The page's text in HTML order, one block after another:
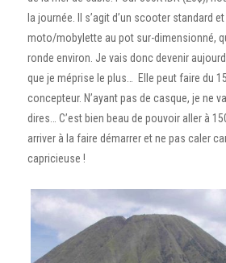
la journée. Il s’agit d’un scooter standard
moto/mobylette au pot sur-dimensionné,
ronde environ. Je vais donc devenir
que je méprise le plus… Elle peut faire du
concepteur. N’ayant pas de casque, je ne
dires… C’est bien beau de pouvoir aller à
arriver à la faire démarrer et ne pas caler
capricieuse !